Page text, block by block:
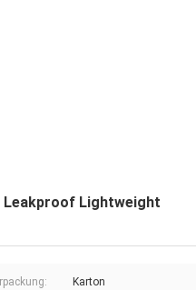
Leakproof Lightweight
Karton